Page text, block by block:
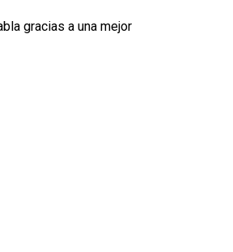
gracias a una mejor